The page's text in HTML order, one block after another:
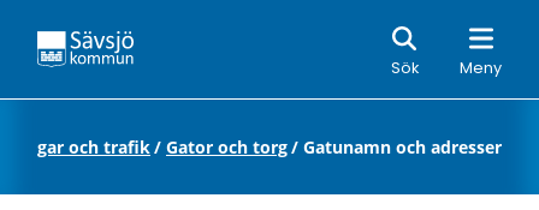
Sök Meny
Sök
vägar och trafik/ Gator och torg/ Gatunamn och adresser